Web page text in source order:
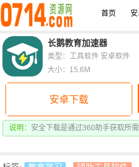
首页
长鹅教育加速器
安卓下载
说明： 安全下载是通过360助手获取所
类型：工具软件 安卓软件
大小：15.6M